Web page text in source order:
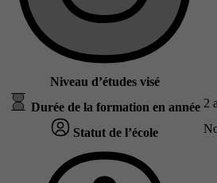
Niveau d’études visé
Durée de la formation en année 2
Statut de l’école